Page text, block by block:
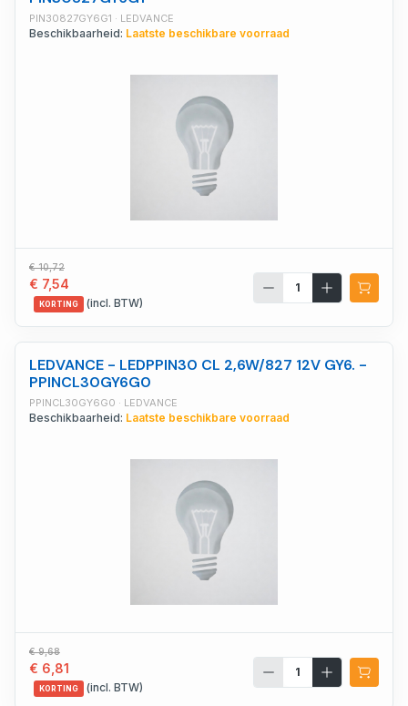
PIN30827GY6G1 · LEDVANCE
Beschikbaarheid: Laatste beschikbare voorraad
€ 10,72
€ 7,54
KORTING (incl. BTW)
LEDVANCE - LEDPPIN30 CL 2,6W/827 12V GY6. -
PPINCL30GY6G0
PPINCL30GY6G0 · LEDVANCE
Beschikbaarheid: Laatste beschikbare voorraad
€ 9,68
€ 6,81
KORTING (incl. BTW)